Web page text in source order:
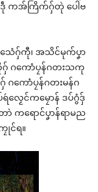
ကအ်ကြိက်ဂှ်တုဲ ပေါဲဗ
ေံဂှ်ကီု၊ အသိင်မုက်ပၞာ
ဂကောံပၠန်ဂတးသကု
ကောံပၠန်ဂတးမန်ဂ
ေင်ကမၠောန် ဒပ်ဂွံဒှ်
ကရောင်ပၞာန်ရာမည
င်ရ။